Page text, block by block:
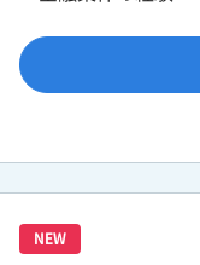
NEW